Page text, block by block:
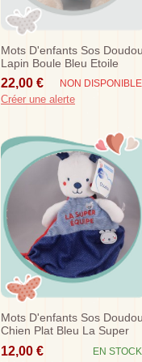
Mots D'enfants Sos Doudou
Lapin Boule Bleu Etoile
22,00 € NON DISPONIBLE
Créer une alerte
Mots D'enfants Sos Doudou
Chien Plat Bleu La Super
Equipe
12,00 € EN STOCK